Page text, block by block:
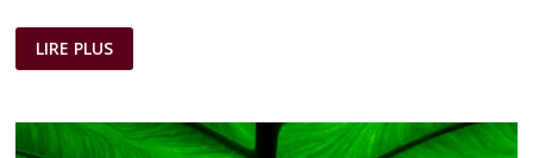
TOUT
EST
LIÉ,
LIRE PLUS